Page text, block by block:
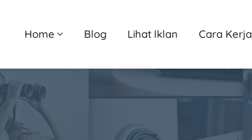
Home Blog Lihat Iklan Cara Kerja